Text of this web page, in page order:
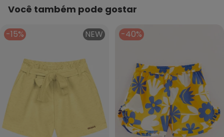
Você também pode gostar
-15% NEW -40%